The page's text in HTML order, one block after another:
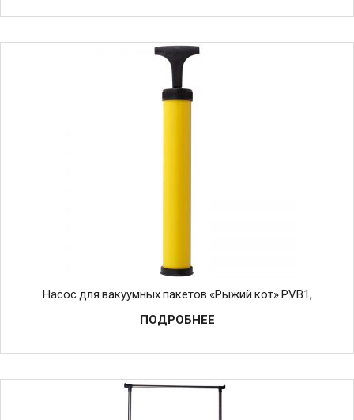
Насос для вакуумных пакетов «Рыжий кот» PVB1,
ПОДРОБНЕЕ